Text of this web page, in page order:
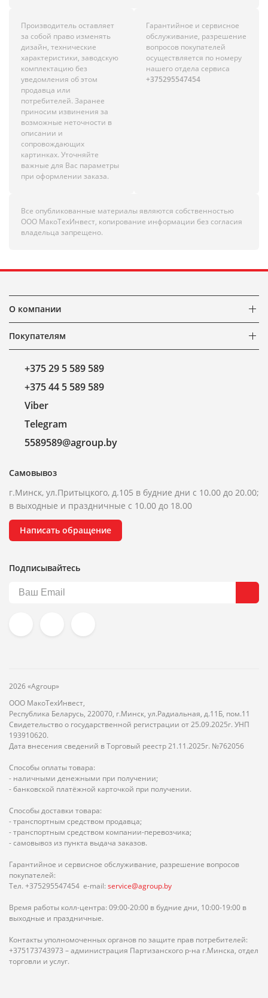
Производитель оставляет
за собой право изменять
дизайн, технические
характеристики, заводскую
комплектацию без
уведомления об этом
продавца или
потребителей. Заранее
приносим извинения за
возможные неточности в
описании и
сопровождающих
картинках. Уточняйте
важные для Вас параметры
при оформлении заказа.
Гарантийное и сервисное
обслуживание, разрешение
вопросов покупателей
осуществляется по номеру
нашего отдела сервиса
+375295547454
Все опубликованные материалы являются собственностью
ООО МакоТехИнвест, копирование информации без согласия
владельца запрещено.
О компании
Покупателям
+375 29 5 589 589
+375 44 5 589 589
Viber
Telegram
5589589@agroup.by
Самовывоз
г.Минск, ул.Притыцкого, д.105 в будние дни с 10.00 до 20.00;
в выходные и праздничные с 10.00 до 18.00
Написать обращение
Подписывайтесь
2026 «Agroup»
ООО МакоТехИнвест,
Республика Беларусь, 220070, г.Минск, ул.Радиальная, д.11Б, пом.11
Свидетельство о государственной регистрации от 25.09.2025г. УНП
193910620.
Дата внесения сведений в Торговый реестр 21.11.2025г. №762056
Способы оплаты товара:
- наличными денежными при получении;
- банковской платёжной карточкой при получении.
Способы доставки товара:
- транспортным средством продавца;
- транспортным средством компании-перевозчика;
- самовывоз из пункта выдача заказов.
Гарантийное и сервисное обслуживание, разрешение вопросов
покупателей:
Тел. +375295547454 e-mail: service@agroup.by
Время работы колл-центра: 09:00-20:00 в будние дни, 10:00-19:00 в
выходные и праздничные.
Контакты уполномоченных органов по защите прав потребителей:
+375173743973 – администрация Партизанского р-на г.Минска, отдел
торговли и услуг.